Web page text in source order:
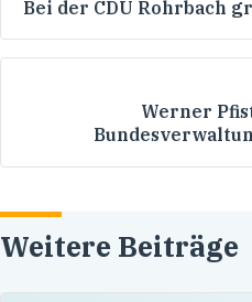
Bei der CDU Rohrbach
Werner
Weitere Beiträge